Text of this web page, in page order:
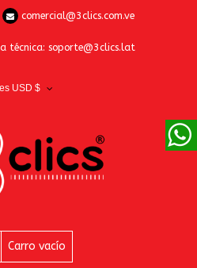
comercial@3clics.com.ve
técnica: soporte@3clics.lat
USD $
Carro vacío